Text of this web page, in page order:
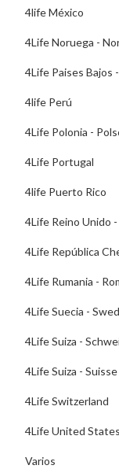
4life México
4Life Noruega -
4Life Paises Bajos
4life Perú
4Life Polonia -
4Life Portugal
4life Puerto Rico
4Life Reino Unido
4Life República
4Life Rumania -
4Life Suecia -
4Life Suiza -
4Life Suiza - Suisse
4Life Switzerland
4Life United States
Varios